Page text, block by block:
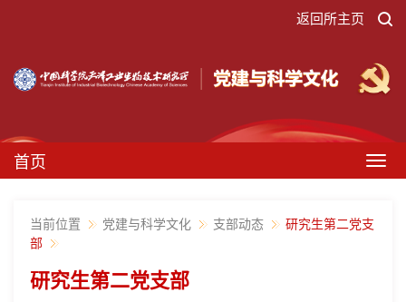
返回所主页
首页
当前位置 党建与科学文化 支部动态
研究生第二党支
部
研究生第二党支部